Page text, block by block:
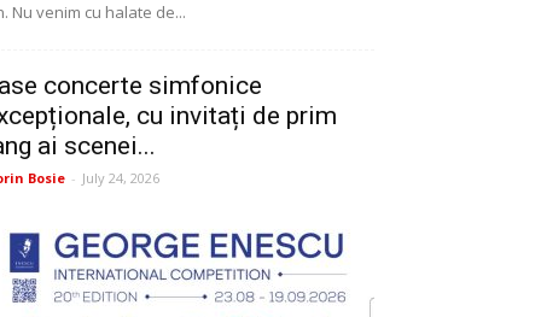
Nu venim cu halate de...
concerte simfonice
cu invitați de prim
ai scenei...
Bosie - July 24, 2026